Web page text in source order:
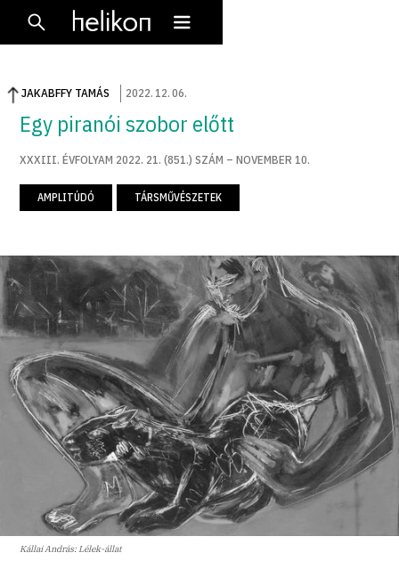
JAKABFFY TAMÁS 2022. 12.06.
Egy piranói szobor előtt
XXXIII. ÉVFOLYAM 2022. 21. (851.) SZÁM – NOVEMBER 10.
AMPLITÚDÓ TÁRSMŰVÉSZETEK
Kállai András: Lélek-állat